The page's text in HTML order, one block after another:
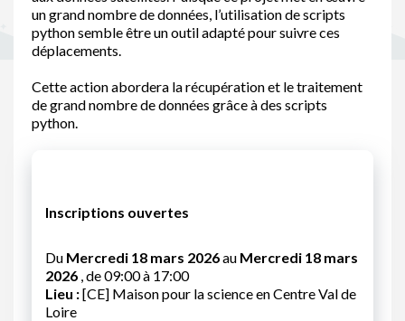
un grand nombre de données, l’utilisation de scripts
python semble être un outil adapté pour suivre ces
déplacements.
Cette action abordera la récupération et le traitement
de grand nombre de données grâce à des scripts
python.
Inscriptions ouvertes
Du Mercredi 18 mars 2026au Mercredi 18 mars
2026 , de 09:00 à 17:00
Lieu :[CE] Maison pour la science en Centre Val de
Loire